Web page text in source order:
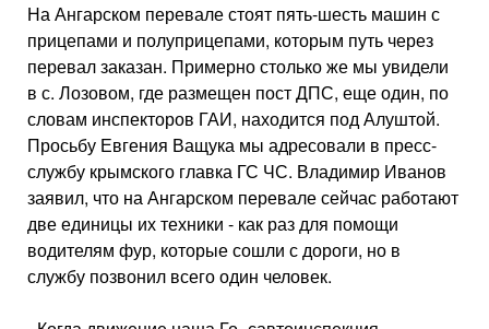
На Ангарском перевале стоят пять-шесть машин с
прицепами и полуприцепами, которым путь через
перевал заказан. При­мерно столько же мы увидели
в с. Лозовом, где размещен пост ДПС, еще один, по
словам ин­спекторов ГАИ, находится под Алуштой.
Просьбу Евгения Ва­щука мы адресовали в пресс-
службу крымского главка ГС ЧС. Владимир Иванов
заявил, что на Ангарском перевале сей­час работают
две единицы их техники - как раз для помощи
водителям фур, которые сошли с дороги, но в
службу позвонил всего один человек.